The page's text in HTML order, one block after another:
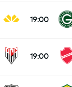
19:00
19:00